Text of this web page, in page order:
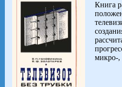
Книга
микро-,